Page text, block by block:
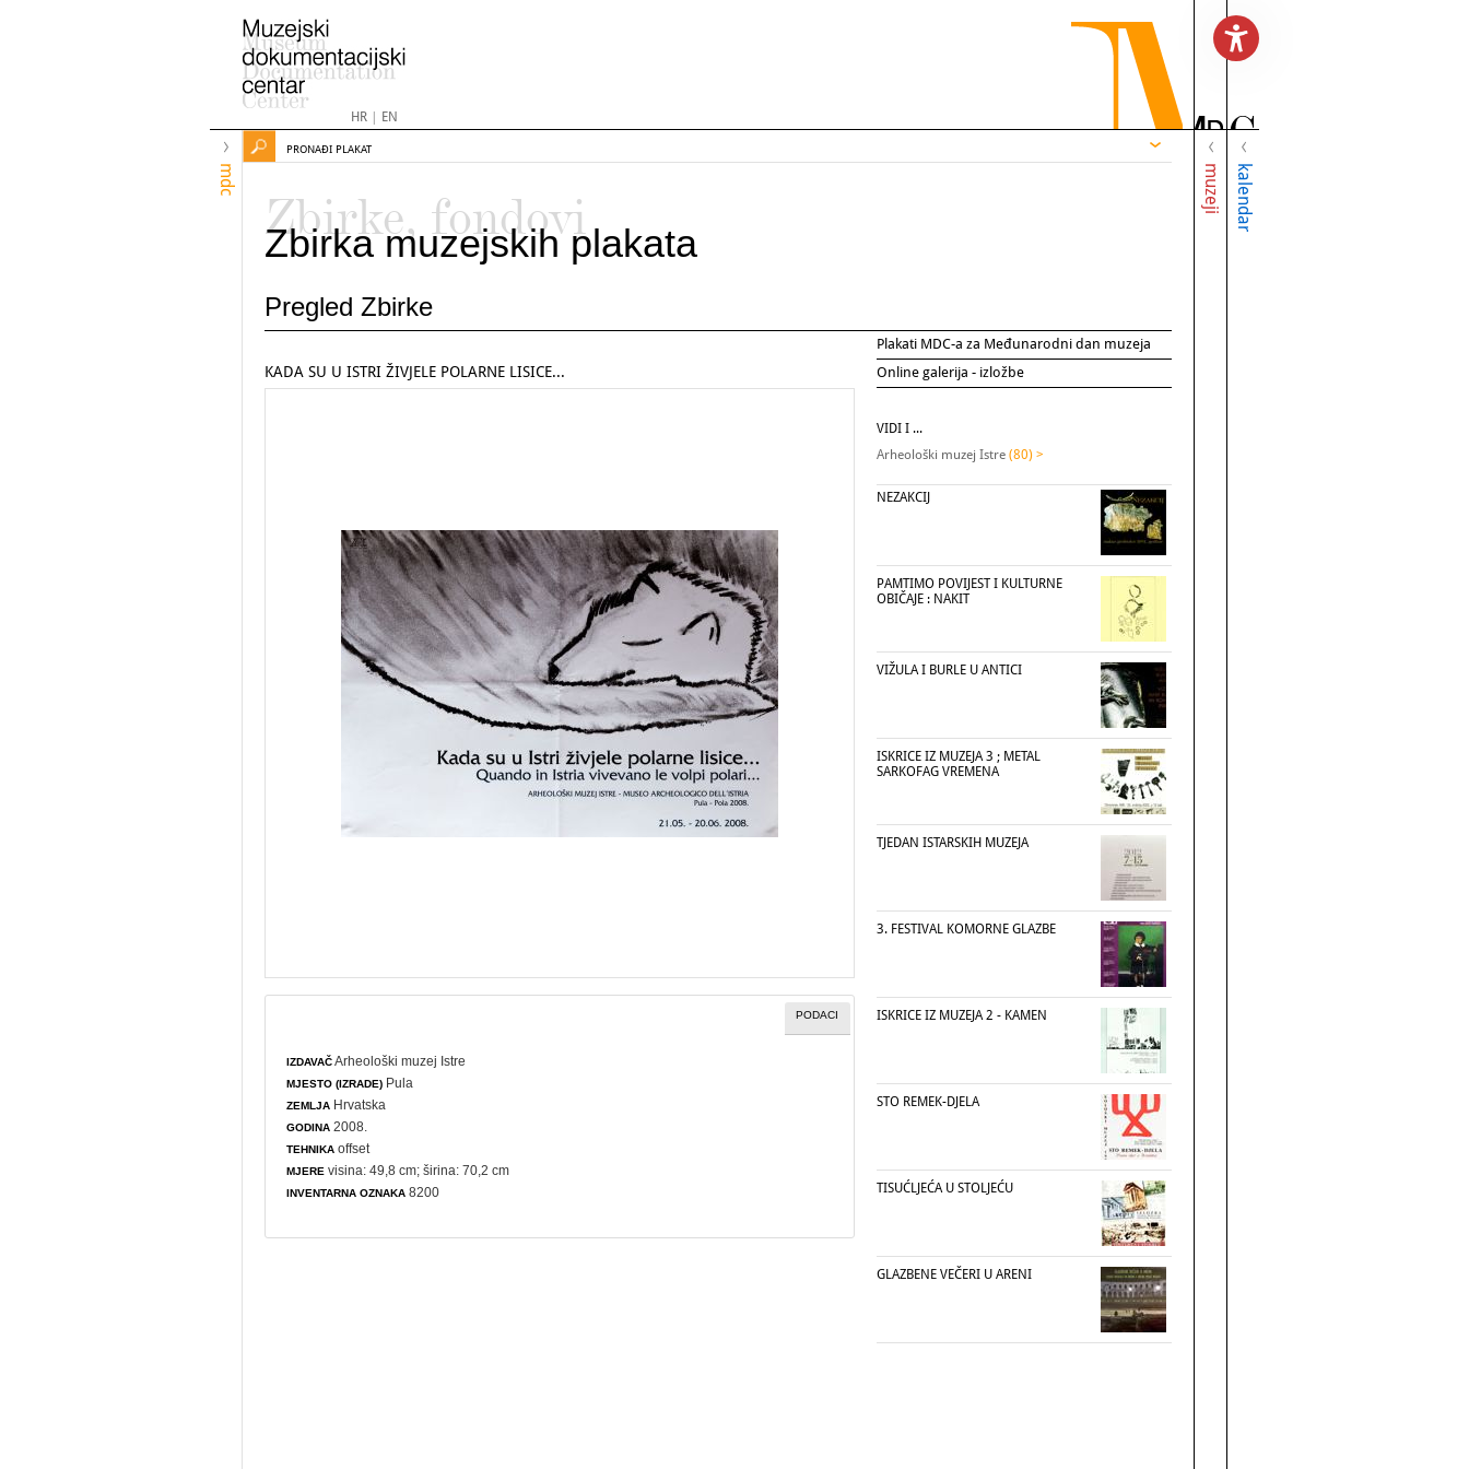
HR| EN
mdc muzeji kalendar
PRONAĐI PLAKAT
Zbirke, fondovi
Zbirka muzejskih plakata
Pregled Zbirke
Plakati MDC-a za Međunarodni dan muzeja
Online galerija - izložbe
KADA SU U ISTRI ŽIVJELE POLARNE LISICE...
PODACI
IZDAVAČArheološki muzej Istre
MJESTO (IZRADE) Pula
ZEMLJA Hrvatska
GODINA 2008.
TEHNIKA offset
MJERE visina: 49,8 cm; širina: 70,2 cm
INVENTARNA OZNAKA 8200
VIDI I ...
Arheološki muzej Istre (80) >
NEZAKCIJ
PAMTIMO POVIJEST I KULTURNE
OBIČAJE : NAKIT
VIŽULA I BURLE U ANTICI
ISKRICE IZ MUZEJA 3 ; METAL
SARKOFAG VREMENA
TJEDAN ISTARSKIH MUZEJA
3. FESTIVAL KOMORNE GLAZBE
ISKRICE IZ MUZEJA 2 - KAMEN
STO REMEK-DJELA
TISUĆLJEĆA U STOLJEĆU
GLAZBENE VEČERI U ARENI